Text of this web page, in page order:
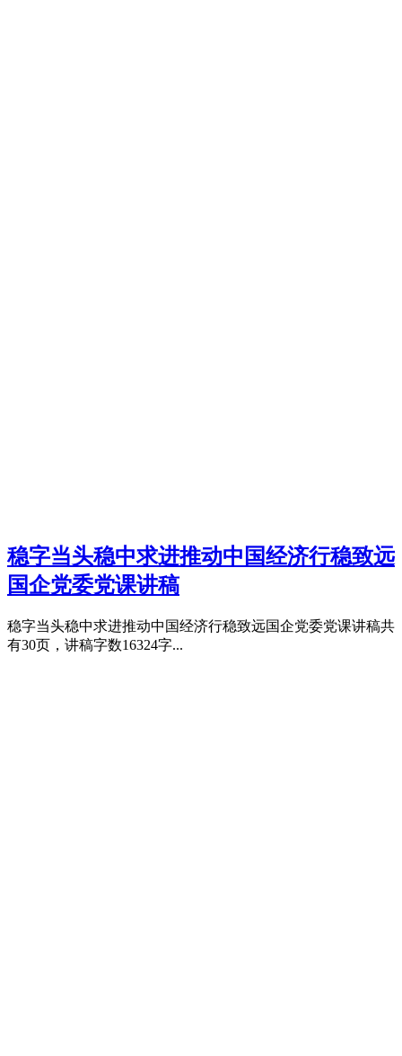
稳字当头稳中求进推动中国经济行稳致远
国企党委党课讲稿
稳字当头稳中求进推动中国经济行稳致远国企党委党课讲稿共
有30页，讲稿字数16324字...